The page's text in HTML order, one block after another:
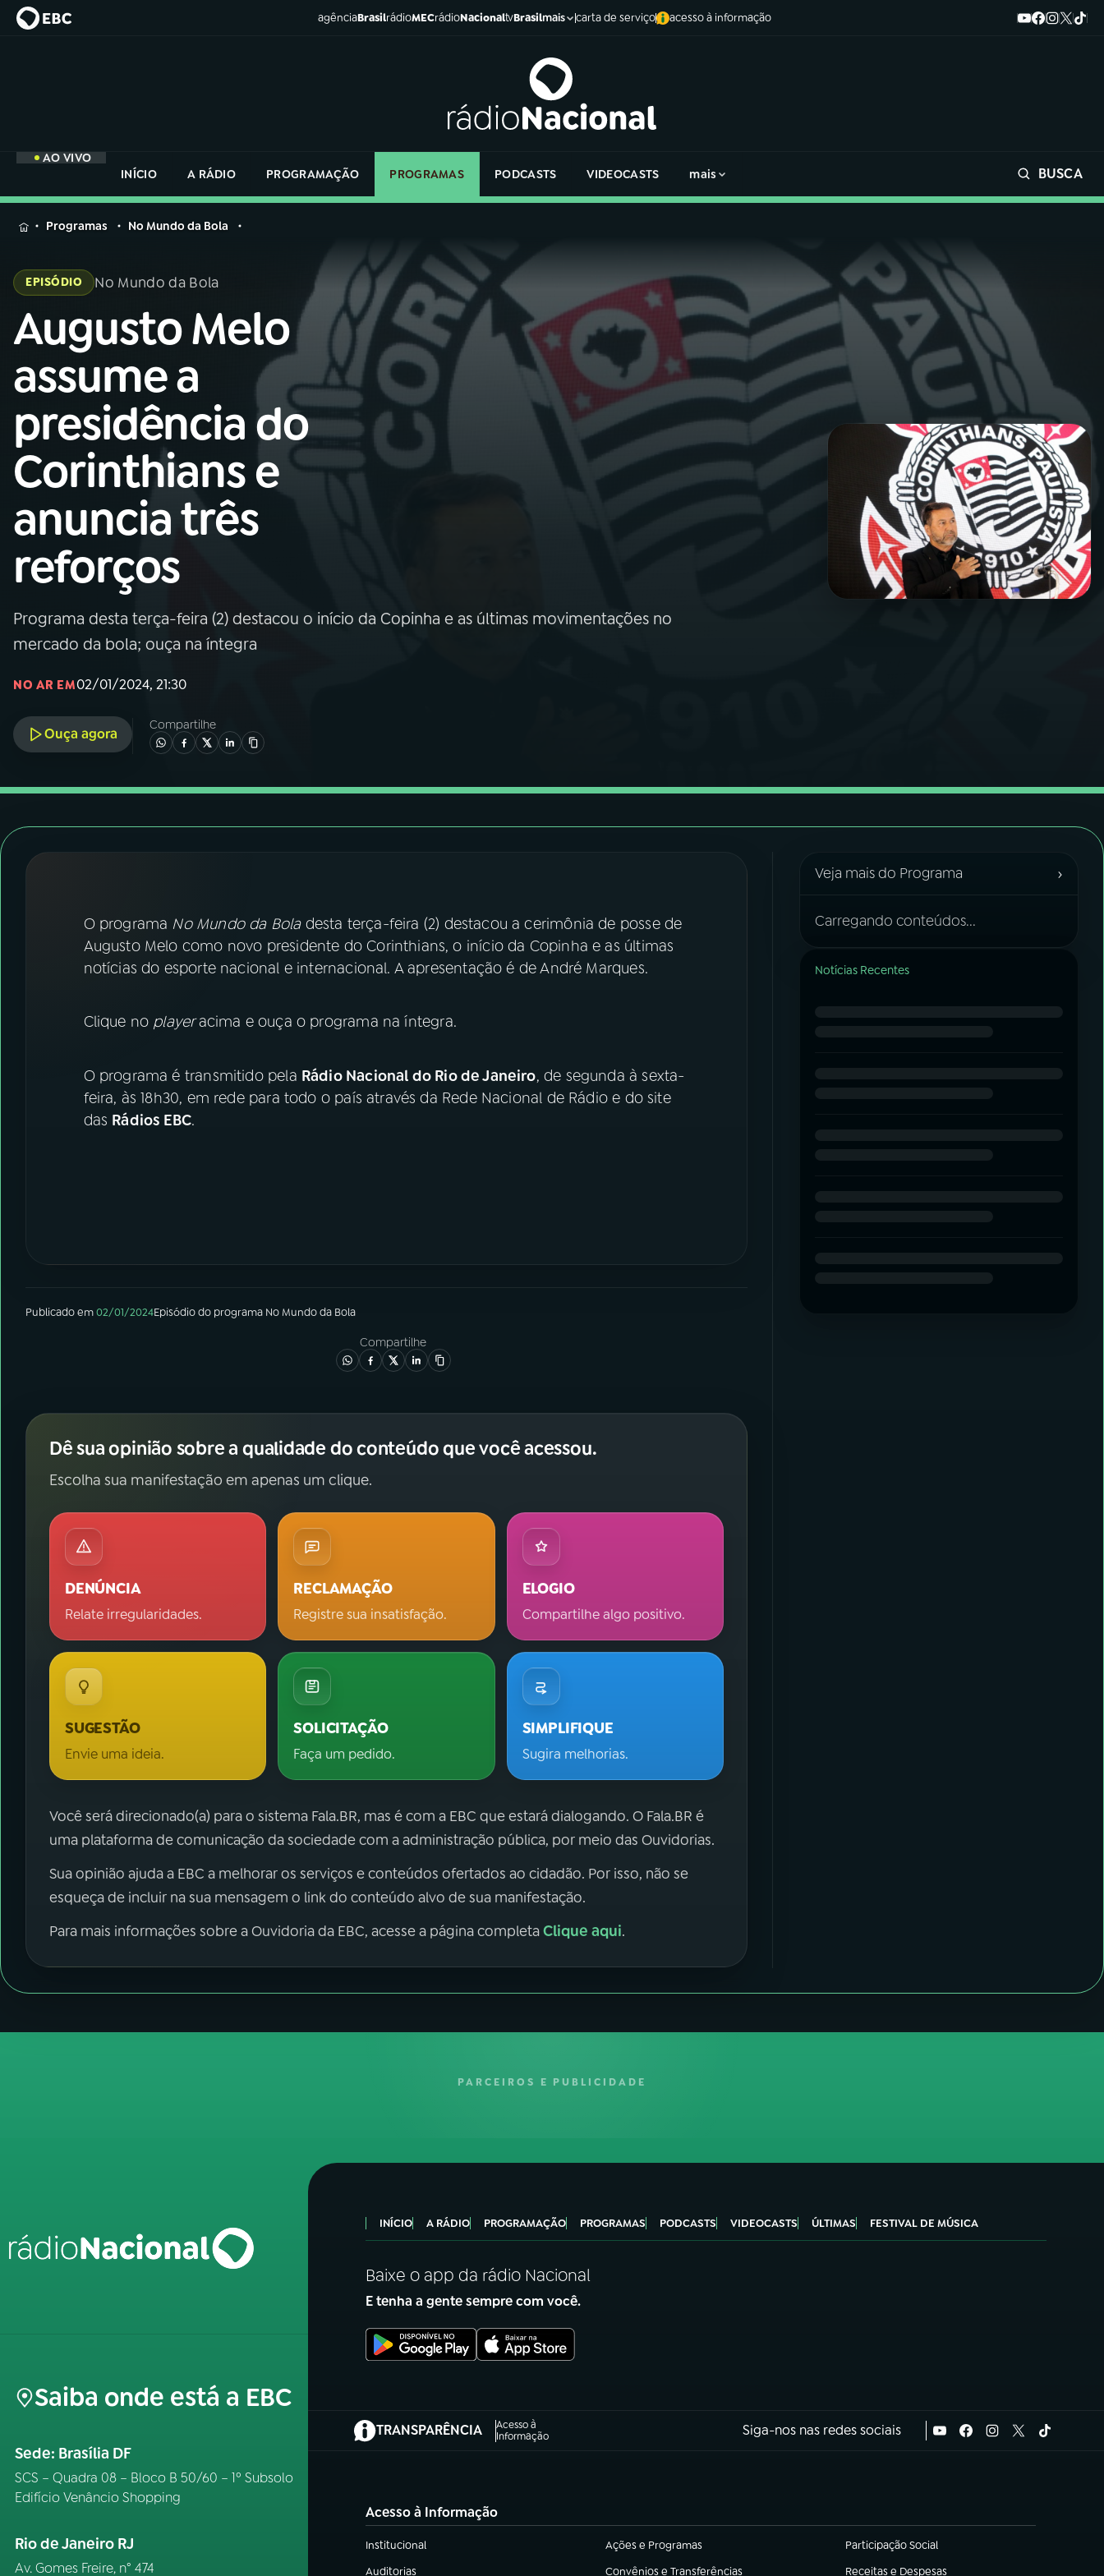
agênciaBrasilrádioMECrádioNacionaltvBrasilmais carta de serviço acesso à informação
AO VIVO
INÍCIO
A RÁDIO PROGRAMAÇÃO PROGRAMAS PODCASTS VIDEOCASTS mais BUSCA
MENU
Buscar
na
Rádio
Nacional
01INÍCIO
02A RÁDIO
03 PROGRAMAÇÃO
04 PROGRAMAS
06VIDEOCASTS
07ÚLTIMAS
08FESTIVAL DE MÚSICA
Instagram X
na
Rádio
Programas No Mundo da Bola
EPISÓDIO No Mundo da Bola
Augusto Melo
assume a
presidência do
Corinthians e
anuncia três
reforços
Programa desta terça-feira (2) destacou o início da Copinha e as últimas movimentações no
mercado da bola; ouça na íntegra
NO AR EM02/01/2024, 21:30
Ouça agora
Compartilhe
O programa No Mundo da Boladesta terça-feira (2) destacou a cerimônia de posse de
Augusto Melo como novo presidente do Corinthians, o início da Copinha e as últimas
notícias do esporte nacional e internacional. A apresentação é de André Marques.
Clique no playeracima e ouça o programa na íntegra.
O programa é transmitido pela Rádio Nacional do Rio de Janeiro, de segunda à sexta-
feira, às 18h30, em rede para todo o país através da Rede Nacional de Rádio e do site
das Rádios EBC.
Publicado em02/01/2024Episódiodo programa No Mundo da Bola
Compartilhe
Dê sua opinião sobre a qualidade do conteúdo que você acessou.
Escolha sua manifestação em apenas um clique.
DENÚNCIA
Relate irregularidades.
RECLAMAÇÃO
Registre sua insatisfação.
ELOGIO
Compartilhe algo positivo.
SUGESTÃO
Envie uma ideia.
SOLICITAÇÃO
Faça um pedido.
SIMPLIFIQUE
Sugira melhorias.
Você será direcionado(a) para o sistema Fala.BR, mas é com a EBC que estará dialogando. O Fala.BR é
uma plataforma de comunicação da sociedade com a administração pública, por meio das Ouvidorias.
Sua opinião ajuda a EBC a melhorar os serviços e conteúdos ofertados ao cidadão. Por isso, não se
esqueça de incluir na sua mensagem o link do conteúdo alvo de sua manifestação.
Para mais informações sobre a Ouvidoria da EBC, acesse a página completaClique aqui.
Veja mais do Programa ›
Carregando conteúdos...
Notícias Recentes
PARCEIROS E PUBLICIDADE
Saiba onde está a EBC
Sede: Brasília DF
SCS – Quadra 08 – Bloco B 50/60 – 1º Subsolo
Edifício Venâncio Shopping
Rio de Janeiro RJ
Av. Gomes Freire, n° 474
INÍCIO A RÁDIO PROGRAMAÇÃO PROGRAMAS PODCASTS VIDEOCASTS ÚLTIMAS FESTIVAL DE MÚSICA
Baixe o app da rádio Nacional
E tenha a gente sempre com você.
TRANSPARÊNCIA
Acesso à
Informação
(abre em nova aba) Siga-nos nas redes sociais
Acesso à Informação
Institucional
(abre em nova aba) Ações e Programas
(abre em nova aba) Participação Social
(abre em nova aba)
Auditorias
Convênios e Transferências Receitas e Despesas